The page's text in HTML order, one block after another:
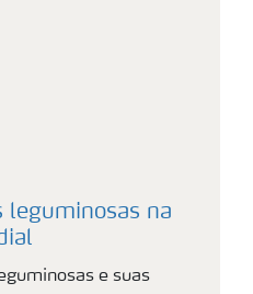
leguminosas na
e suas